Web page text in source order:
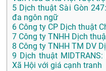
5 Dịch thuật Sài Gòn
đa ngôn ngữ
6 Công ty CP Dịch thuật
7 Công ty TNHH Dịch
8 Công ty TNHH TM DV
9 Dịch thuật
Xã Hội với giá cạnh tranh